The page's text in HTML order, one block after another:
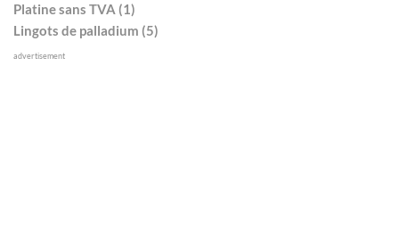
Platine sans TVA (1)
Lingots de palladium (5)
advertisement